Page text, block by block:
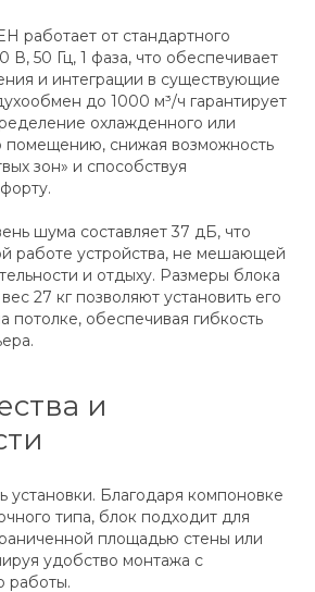
работает от стандартного
В, 50 Гц, 1 фаза, что обеспечивает
и интеграции в существующие
до 1000 м³/ч гарантирует
охлажденного или
помещению, снижая возможность
зон» и способствуя
шума составляет 37 дБ, что
работе устройства, не мешающей
и отдыху. Размеры блока
27 кг позволяют установить его
потолке, обеспечивая гибкость
и
установки. Благодаря компоновке
типа, блок подходит для
площадью стены или
удобство монтажа с
работы.